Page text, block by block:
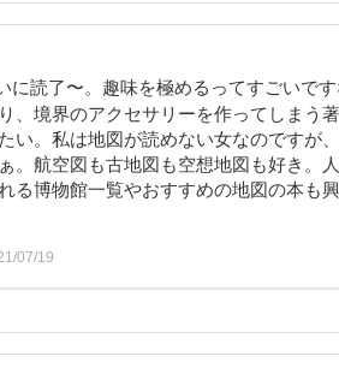
に読了〜。趣味を極めるってすごいで
、境界のアクセサリーを作ってしまう
い。私は地図が読めない女なのですが
。航空図も古地図も空想地図も好き。
る博物館一覧やおすすめの地図の本も
07/19